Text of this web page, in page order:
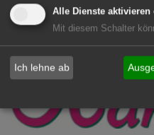
Alle Dienste aktivieren
Mit diesem Schalter
Ich lehne ab